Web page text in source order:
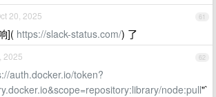
61
20, 2025
]( https://slack-status.com/) 了
62
2025
auth.docker.io/token?
node:pull"`